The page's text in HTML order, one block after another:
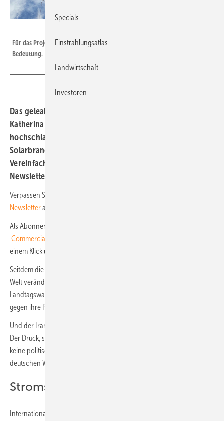
Für das Projektgeschäft ist der Zugang zu den Netzen von entscheidender
Bedeutung.
Das geleakte Netzpaket von Bundeswirtschaftsministerin
Katherina Reiche (CDU) ließ Anfang März die Wellen
hochschlagen. Nun tobt die Debatte um die Details. Denn
Solarbranche, Investoren und Netzbetreiber fordern
Vereinfachungen statt neuen Hürden. Unser nächster
Newsletter für Anleger erscheint am 8. April 2026.
Verpassen Sie nichts: Melden Sie sich
Newsletteran!
Als Abonnent erhalten Sie den neuen
Commercial Storage Systems
einem Klick und ohne vorherige Registrierung!
Seitdem die Ideen aus dem Hause Reiche durchsickerten, hat sich die
Welt verändert: In Baden-Württemberg haben Bündnis90/Grüne die
Landtagswahl gewonnen. Dabei spielten Reiches Pläne eine Rolle –
gegen ihre Partei, die CDU.
Und der Irankrieg lässt die Preise für Gas und Öl in die Höhe schießen.
Der Druck, sich von fossilen Energieträgern zu lösen, steigt. Das ist
keine politische Frage, das ist eine Frage der Wettbewerbsfähigkeit der
deutschen Wirtschaft.
Stromspeicher statt Gaskraftwerke
International ist klar, wohin die Reise geht: Weltweit hat sich der Zubau
Specials
Einstrahlungsatlas
Landwirtschaft
Investoren